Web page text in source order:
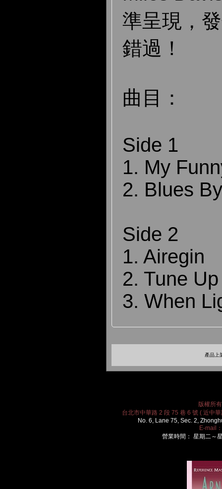
準呈現，
錯過！
曲目：
Side 1
1. My
2. Blues
Side 2
1. Airegin
2. Tune Up
3. When
產品上
版權所
台北市中華路 2 段 75 巷 6 號 ( 近中
No. 6, Lane 75, Sec. 2,
E-mail：
營業時間： 星期二～